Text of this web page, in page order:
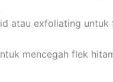
atau exfoliating
mencegah flek